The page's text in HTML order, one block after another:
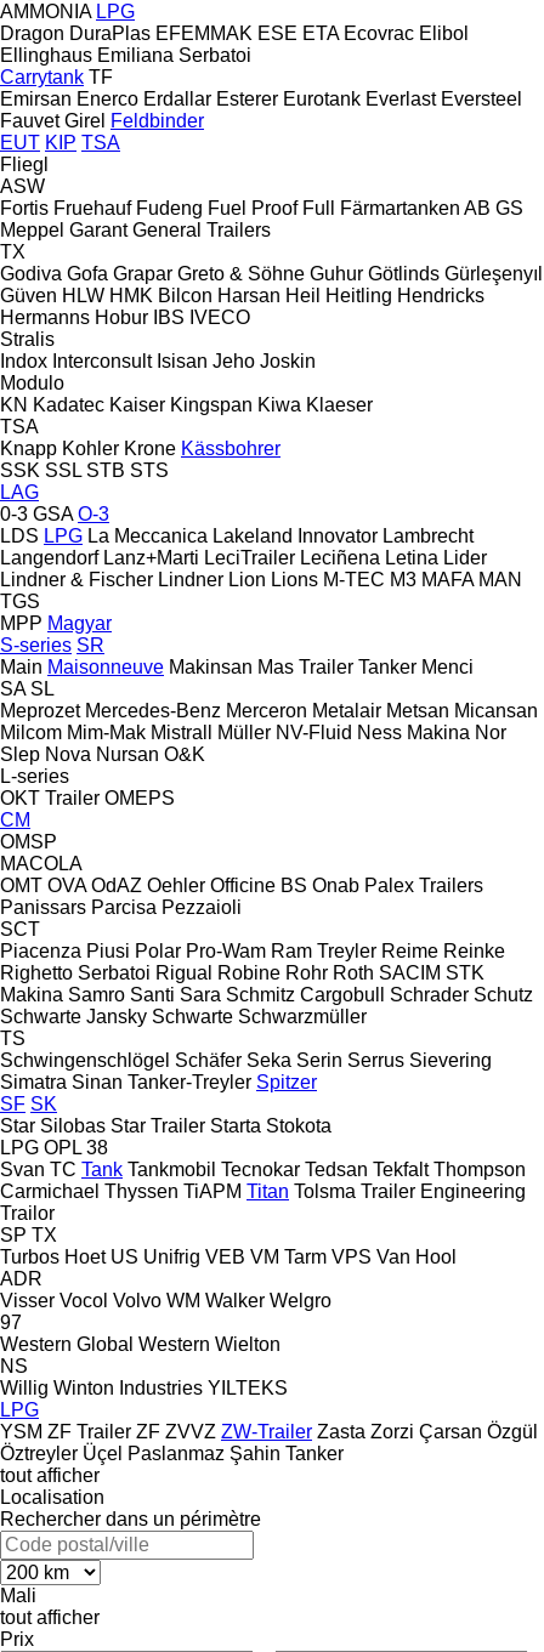
AMMONIA LPG
Dragon DuraPlas EFEMMAK ESE ETA Ecovrac Elibol
Ellinghaus Emiliana Serbatoi
Carrytank TF
Emirsan Enerco Erdallar Esterer Eurotank Everlast Eversteel
Fauvet Girel Feldbinder
EUT KIP TSA
Fliegl
ASW
Fortis Fruehauf Fudeng Fuel Proof Full Färmartanken AB GS
Meppel Garant General Trailers
TX
Godiva Gofa Grapar Greto & Söhne Guhur Götlinds Gürleşenyıl
Güven HLW HMK Bilcon Harsan Heil Heitling Hendricks
Hermanns Hobur IBS IVECO
Stralis
Indox Interconsult Isisan Jeho Joskin
Modulo
KN Kadatec Kaiser Kingspan Kiwa Klaeser
TSA
Knapp Kohler Krone Kässbohrer
SSK SSL STB STS
LAG
0-3 GSA O-3
LDS LPG La Meccanica Lakeland Innovator Lambrecht
Langendorf Lanz+Marti LeciTrailer Leciñena Letina Lider
Lindner & Fischer Lindner Lion Lions M-TEC M3 MAFA MAN
TGS
MPP Magyar
S-series SR
Main Maisonneuve Makinsan Mas Trailer Tanker Menci
SA SL
Meprozet Mercedes-Benz Merceron Metalair Metsan Micansan
Milcom Mim-Mak Mistrall Müller NV-Fluid Ness Makina Nor
Slep Nova Nursan O&K
L-series
OKT Trailer OMEPS
CM
OMSP
MACOLA
OMT OVA OdAZ Oehler Officine BS Onab Palex Trailers
Panissars Parcisa Pezzaioli
SCT
Piacenza Piusi Polar Pro-Wam Ram Treyler Reime Reinke
Righetto Serbatoi Rigual Robine Rohr Roth SACIM STK
Makina Samro Santi Sara Schmitz Cargobull Schrader Schutz
Schwarte Jansky Schwarte Schwarzmüller
TS
Schwingenschlögel Schäfer Seka Serin Serrus Sievering
Simatra Sinan Tanker-Treyler Spitzer
SF SK
Star Silobas Star Trailer Starta Stokota
LPG OPL 38
Svan TC Tank Tankmobil Tecnokar Tedsan Tekfalt Thompson
Carmichael Thyssen TiAPM Titan Tolsma Trailer Engineering
Trailor
SP TX
Turbos Hoet US Unifrig VEB VM Tarm VPS Van Hool
ADR
Visser Vocol Volvo WM Walker Welgro
97
Western Global Western Wielton
NS
Willig Winton Industries YILTEKS
LPG
YSM ZF Trailer ZF ZVVZ ZW-Trailer Zasta Zorzi Çarsan Özgül
Öztreyler Üçel Paslanmaz Şahin Tanker
tout afficher
Localisation
Rechercher dans un périmètre
Mali
tout afficher
Prix